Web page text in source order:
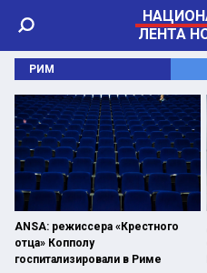
ЛЕНТА
РИМ
ANSA: режиссера «Крестного
отца» Копполу
госпитализировали в Риме